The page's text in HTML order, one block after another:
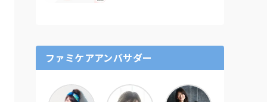
ファミケアアンバサダー